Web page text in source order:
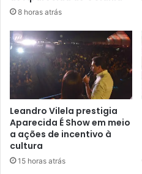
8 horas atrás
Leandro Vilela prestigia
Aparecida É Show em meio
a ações de incentivo à
cultura
15 horas atrás